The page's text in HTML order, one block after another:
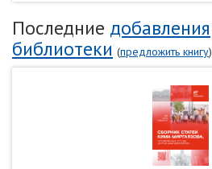
Последние добавления
библиотеки (предложить книгу)